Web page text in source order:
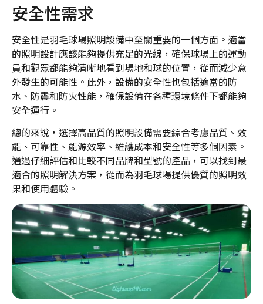
安全性需求
安全性是羽毛球場照明設備中至關重要的一個方面。適當
的照明設計應該能夠提供充足的光線，確保球場上的運動
員和觀眾都能夠清晰地看到場地和球的位置，從而減少意
外發生的可能性。此外，設備的安全性也包括適當的防
水、防震和防火性能，確保設備在各種環境條件下都能夠
安全運行。
總的來說，選擇高品質的照明設備需要綜合考慮品質、效
能、可靠性、能源效率、維護成本和安全性等多個因素。
通過仔細評估和比較不同品牌和型號的產品，可以找到最
適合的照明解決方案，從而為羽毛球場提供優質的照明效
果和使用體驗。